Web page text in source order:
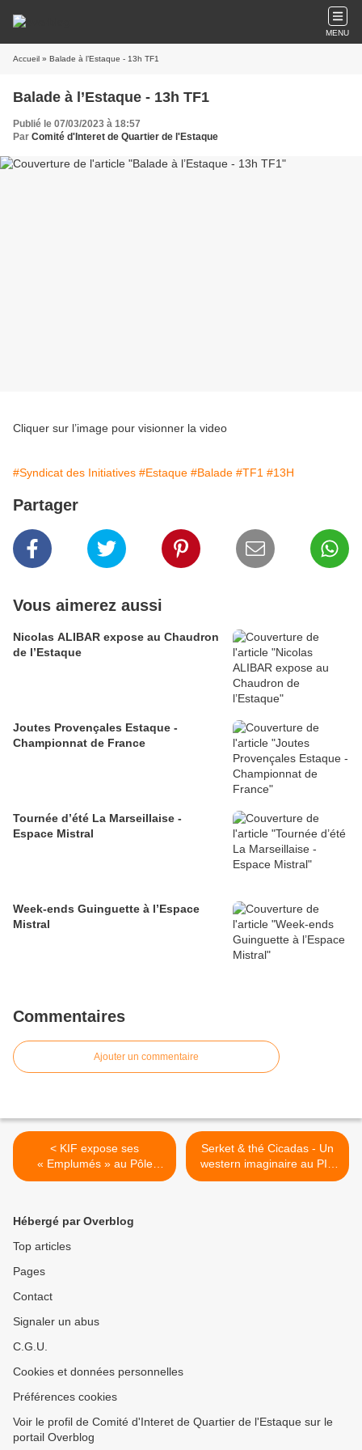
MENU
Accueil » Balade à l’Estaque - 13h TF1
Balade à l’Estaque - 13h TF1
Publié le 07/03/2023 à 18:57
Par Comité d'Interet de Quartier de l'Estaque
Cliquer sur l’image pour visionner la video
#Syndicat des Initiatives #Estaque #Balade #TF1 #13H
Partager
Vous aimerez aussi
Nicolas ALIBAR expose au Chaudron
de l’Estaque
Joutes Provençales Estaque -
Championnat de France
Tournée d’été La Marseillaise -
Espace Mistral
Week-ends Guinguette à l’Espace
Mistral
Commentaires
Ajouter un commentaire
< KIF expose ses
« Emplumés » au Pôle
Chezanne
Serket & thé Cicadas - Un
western imaginaire au PIC
>
Hébergé par Overblog
Top articles
Pages
Contact
Signaler un abus
C.G.U.
Cookies et données personnelles
Préférences cookies
Voir le profil de Comité d'Interet de Quartier de l'Estaque sur le
portail Overblog